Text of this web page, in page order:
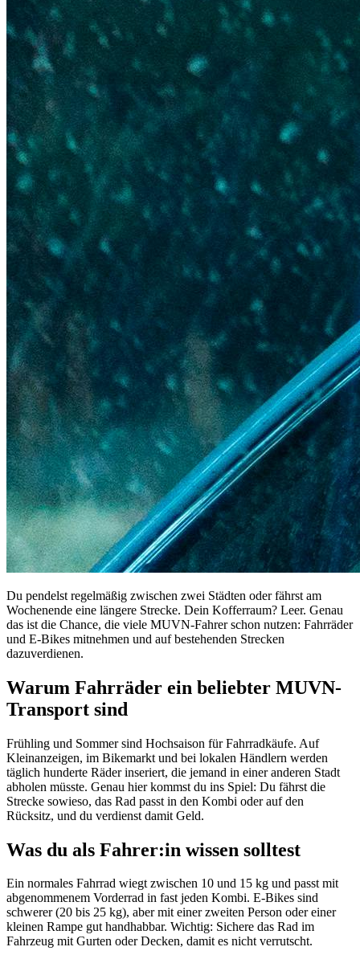
Du pendelst regelmäßig zwischen zwei Städten oder fährst am
Wochenende eine längere Strecke. Dein Kofferraum? Leer. Genau
das ist die Chance, die viele MUVN-Fahrer schon nutzen: Fahrräder
und E-Bikes mitnehmen und auf bestehenden Strecken
dazuverdienen.
Warum Fahrräder ein beliebter MUVN-
Transport sind
Frühling und Sommer sind Hochsaison für Fahrradkäufe. Auf
Kleinanzeigen, im Bikemarkt und bei lokalen Händlern werden
täglich hunderte Räder inseriert, die jemand in einer anderen Stadt
abholen müsste. Genau hier kommst du ins Spiel: Du fährst die
Strecke sowieso, das Rad passt in den Kombi oder auf den
Rücksitz, und du verdienst damit Geld.
Was du als Fahrer:in wissen solltest
Ein normales Fahrrad wiegt zwischen 10 und 15 kg und passt mit
abgenommenem Vorderrad in fast jeden Kombi. E-Bikes sind
schwerer (20 bis 25 kg), aber mit einer zweiten Person oder einer
kleinen Rampe gut handhabbar. Wichtig: Sichere das Rad im
Fahrzeug mit Gurten oder Decken, damit es nicht verrutscht.